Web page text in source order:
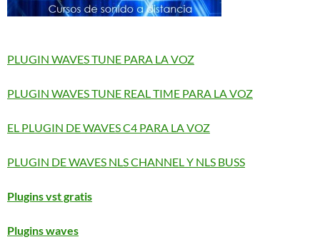
PLUGIN WAVES TUNE PARA LA VOZ
PLUGIN WAVES TUNE REAL TIME PARA LA VOZ
EL PLUGIN DE WAVES C4 PARA LA VOZ
PLUGIN DE WAVES NLS CHANNEL Y NLS BUSS
Plugins vst gratis
Plugins waves